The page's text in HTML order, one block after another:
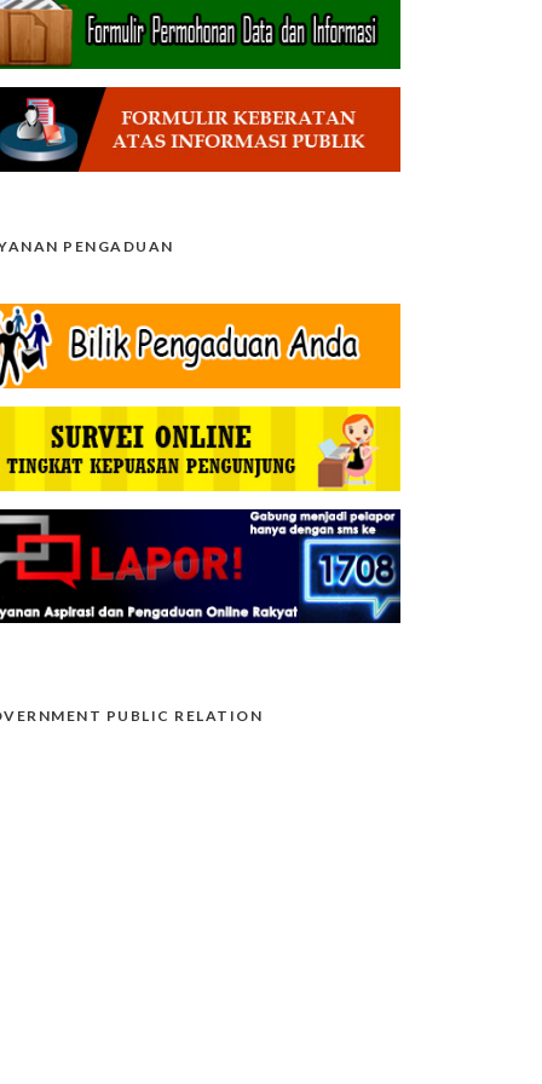
PENGADUAN
PUBLIC RELATION